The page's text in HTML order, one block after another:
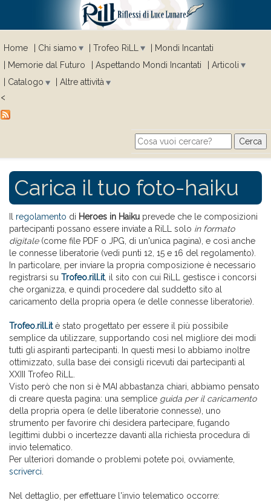
Home Chi siamo Trofeo RiLL
Mondi Incantati
Memorie dal Futuro
Aspettando Mondi Incantati
Articoli
Catalogo
Altre attività
<
Search form
Cerca
Carica il tuo foto-haiku
regolamento di Heroes in Haiku prevede che le composizioni
partecipanti possano essere inviate a RiLL solo in formato
digitale(come file PDF o JPG, di un'unica pagina), e così anche
le connesse liberatorie (vedi punti 12, 15 e 16 del regolamento).
In particolare, per inviare la propria composizione è necessario
registrarsi su Trofeo.rill.it, il sito con cui RiLL gestisce i concorsi
che organizza, e quindi procedere dal suddetto sito al
caricamento della propria opera (e delle connesse liberatorie).
Trofeo.rill.itè stato progettato per essere il più possibile
semplice da utilizzare, supportando così nel migliore dei modi
tutti gli aspiranti partecipanti. In questi mesi lo abbiamo inoltre
ottimizzato, sulla base dei consigli ricevuti dai partecipanti al
XXIII Trofeo RiLL.
Visto però che non si è MAI abbastanza chiari, abbiamo pensato
di creare questa pagina: una semplice guida per il caricamento
della propria opera (e delle liberatorie connesse), uno
strumento per favorire chi desidera partecipare, fugando
legittimi dubbi o incertezze davanti alla richiesta procedura di
invio telematico.
Per ulteriori domande o problemi potete poi, ovviamente,
scriverci
Nel dettaglio, per effettuare l'invio telematico occorre: